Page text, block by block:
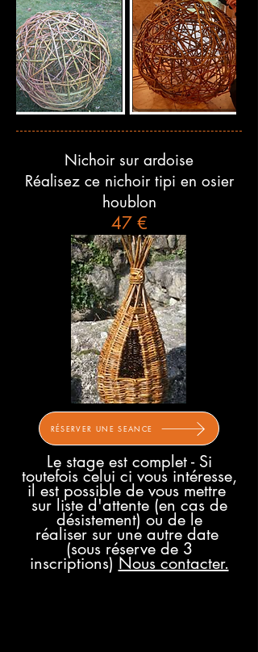
Nichoir sur ardoise
Réalisez ce nichoir tipi en osier
houblon
47 €
RÉSERVER UNE SEANCE
Le stage est complet - Si
toutefois celui ci vous intéresse,
il est possible de vous mettre
sur liste d'attente (en cas de
désistement) ou de le
réaliser sur une autre date
(sous réserve de 3
inscriptions) Nous contacter.